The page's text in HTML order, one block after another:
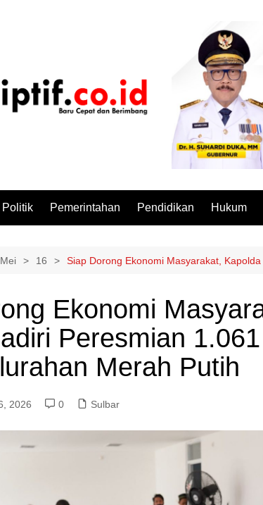
Politik Pemerintahan Pendidikan Hukum
Mei 16 Siap Dorong Ekonomi Masyarakat,
Ekonomi
Peresmian
Merah Putih
2026 0 Sulbar